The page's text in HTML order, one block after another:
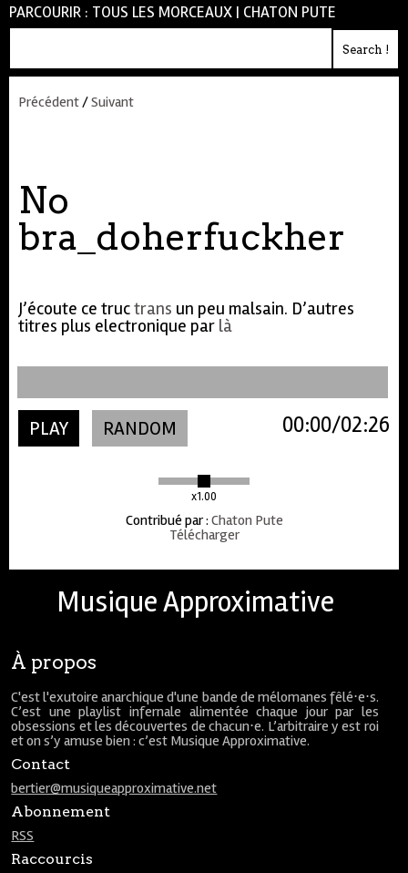
PARCOURIR : TOUS LES MORCEAUX | CHATON PUTE
Précédent/Suivant
No
bra_doherfuckher
J’écoute ce tructrans un peu malsain. D’autres
titres plus electronique par là
PLAY RANDOM
x1.00
02:26
00:00
Contribué par: Chaton Pute
Télécharger
Musique Approximative
À propos
C'est l'exutoire anarchique d'une bande de mélomanes fêlé⋅e⋅s.
C’est une playlist infernale alimentée chaque jour par les
obsessions et les découvertes de chacun⋅e. L’arbitraire y est roi
et on s’y amuse bien : c’est Musique Approximative.
Contact
bertier@musiqueapproximative.net
Abonnement
RSS
Raccourcis